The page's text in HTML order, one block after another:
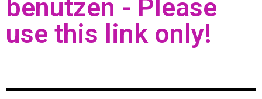
benutzen - Please
use this link only!